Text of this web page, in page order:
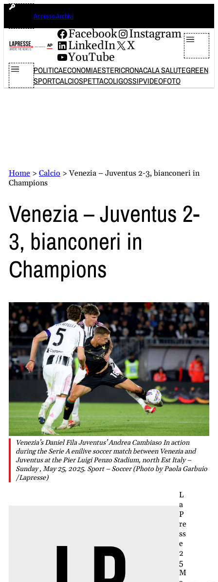
Vai
contenuto
Accesso Archivi
Facebook
Instagram
LinkedIn
X
YouTube
POLITICAECONOMIAESTERICRONACALA SALUTEGREEN
SPORTCALCIOSPETTACOLIGOSSIPVIDEOFOTO
Home > Calcio >Venezia – Juventus 2-3, bianconeri in
Champions
Venezia – Juventus 2-
3, bianconeri in
Champions
Venezia’s Daniel Fila Juventus’ Andrea Cambiaso In action
during the Serie A enilive soccer match between Venezia and
Juventus at the Pier Luigi Penzo Stadium, north Est Italy –
Sunday , May 25, 2025. Sport – Soccer (Photo by Paola Garbuio
/Lapresse)
L
a
P
re
ss
e
2
5
M